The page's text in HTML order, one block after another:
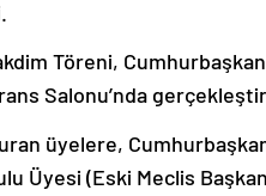
Töreni,
Salonu’nda
üyelere,
Üyesi (Eski Meclis